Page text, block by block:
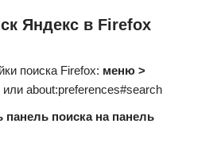
Яндекс в Firefox
поиска Firefox: меню >
или about:preferences#search
панель поиска на панель